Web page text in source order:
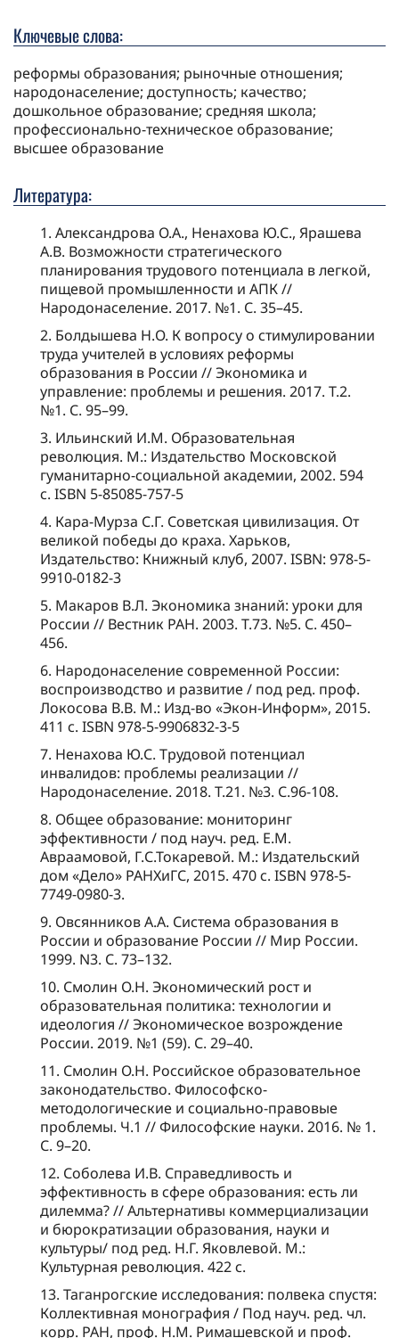
Ключевые слова:
реформы образования; рыночные отношения;
народонаселение; доступность; качество;
дошкольное образование; средняя школа;
профессионально-техническое образование;
высшее образование
Литература:
1. Александрова О.А., Ненахова Ю.С., Ярашева
А.В. Возможности стратегического
планирования трудового потенциала в легкой,
пищевой промышленности и АПК //
Народонаселение. 2017. №1. С. 35–45.
2. Болдышева Н.О. К вопросу о стимулировании
труда учителей в условиях реформы
образования в России // Экономика и
управление: проблемы и решения. 2017. Т.2.
№1. С. 95–99.
3. Ильинский И.М. Образовательная
революция. М.: Издательство Московской
гуманитарно-социальной академии, 2002. 594
с. ISBN 5-85085-757-5
4. Кара-Мурза С.Г. Советская цивилизация. От
великой победы до краха. Харьков,
Издательство: Книжный клуб, 2007. ISBN: 978-5-
9910-0182-3
5. Макаров В.Л. Экономика знаний: уроки для
России // Вестник РАН. 2003. Т.73. №5. С. 450–
456.
6. Народонаселение современной России:
воспроизводство и развитие / под ред. проф.
Локосова В.В. М.: Изд-во «Экон-Информ», 2015.
411 с. ISBN 978-5-9906832-3-5
7. Ненахова Ю.С. Трудовой потенциал
инвалидов: проблемы реализации //
Народонаселение. 2018. Т.21. №3. С.96-108.
8. Общее образование: мониторинг
эффективности / под науч. ред. Е.М.
Авраамовой, Г.С.Токаревой. М.: Издательский
дом «Дело» РАНХиГС, 2015. 470 с. ISBN 978-5-
7749-0980-3.
9. Овсянников А.А. Система образования в
России и образование России // Мир России.
1999. N3. С. 73–132.
10. Смолин О.Н. Экономический рост и
образовательная политика: технологии и
идеология // Экономическое возрождение
России. 2019. №1 (59). С. 29–40.
11. Смолин О.Н. Российское образовательное
законодательство. Философско-
методологические и социально-правовые
проблемы. Ч.1 // Философские науки. 2016. № 1.
С. 9–20.
12. Соболева И.В. Справедливость и
эффективность в сфере образования: есть ли
дилемма? // Альтернативы коммерциализации
и бюрократизации образования, науки и
культуры/ под ред. Н.Г. Яковлевой. М.:
Культурная революция. 422 с.
13. Таганрогские исследования: полвека спустя:
Коллективная монография / Под науч. ред. чл.
корр. РАН, проф. Н.М. Римашевской и проф.